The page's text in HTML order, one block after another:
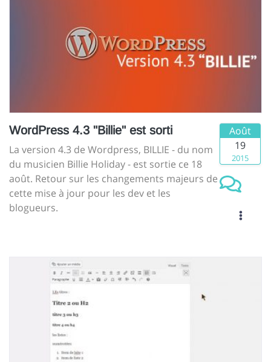
WordPress 4.3 "Billie" est sorti
La version 4.3 de Wordpress, BILLIE - du nom
du musicien Billie Holiday - est sortie ce 18
août. Retour sur les changements majeurs de
cette mise à jour pour les dev et les
blogueurs.
Août
19
2015